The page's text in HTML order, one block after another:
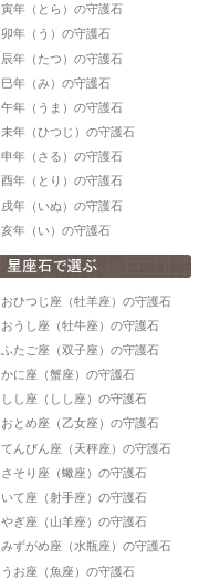
寅年（とら）の守護石
卯年（う）の守護石
辰年（たつ）の守護石
巳年（み）の守護石
午年（うま）の守護石
未年（ひつじ）の守護石
申年（さる）の守護石
酉年（とり）の守護石
戌年（いぬ）の守護石
亥年（い）の守護石
おひつじ座（牡羊座）の守護石
おうし座（牡牛座）の守護石
ふたご座（双子座）の守護石
かに座（蟹座）の守護石
しし座（しし座）の守護石
おとめ座（乙女座）の守護石
てんびん座（天秤座）の守護石
さそり座（蠍座）の守護石
いて座（射手座）の守護石
やぎ座（山羊座）の守護石
みずがめ座（水瓶座）の守護石
うお座（魚座）の守護石